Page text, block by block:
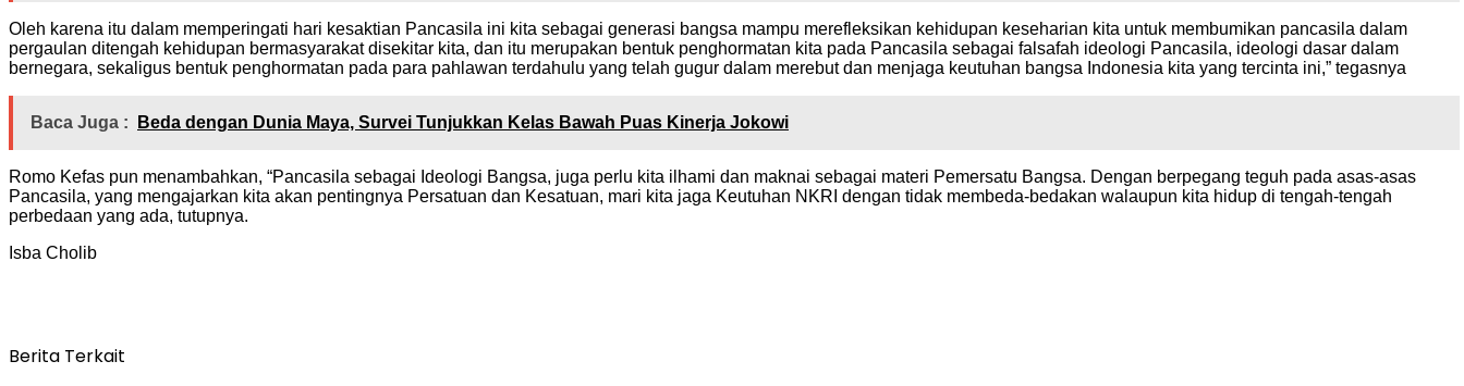
Oleh karena itu dalam memperingati hari kesaktian Pancasila ini kita sebagai generasi bangsa mampu merefleksikan kehidupan keseharian kita untuk membumikan pancasila dalam
pergaulan ditengah kehidupan bermasyarakat disekitar kita, dan itu merupakan bentuk penghormatan kita pada Pancasila sebagai falsafah ideologi Pancasila, ideologi dasar dalam
bernegara, sekaligus bentuk penghormatan pada para pahlawan terdahulu yang telah gugur dalam merebut dan menjaga keutuhan bangsa Indonesia kita yang tercinta ini,” tegasnya
Baca Juga : Beda dengan Dunia Maya, Survei Tunjukkan Kelas Bawah Puas Kinerja Jokowi
Romo Kefas pun menambahkan, “Pancasila sebagai Ideologi Bangsa, juga perlu kita ilhami dan maknai sebagai materi Pemersatu Bangsa. Dengan berpegang teguh pada asas-asas
Pancasila, yang mengajarkan kita akan pentingnya Persatuan dan Kesatuan, mari kita jaga Keutuhan NKRI dengan tidak membeda-bedakan walaupun kita hidup di tengah-tengah
perbedaan yang ada, tutupnya.
Isba Cholib
Berita Terkait